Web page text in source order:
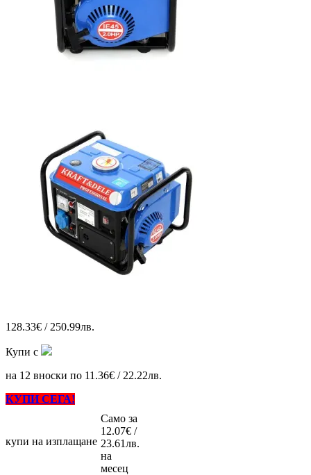
128.33€ / 250.99лв.
Купи с
на 12 вноски по 11.36€ / 22.22лв.
КУПИ СЕГА!
купи на изплащане
Само за
12.07€ /
23.61лв.
на
месец